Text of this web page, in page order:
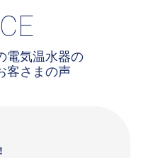
電気温水器の
客さまの声